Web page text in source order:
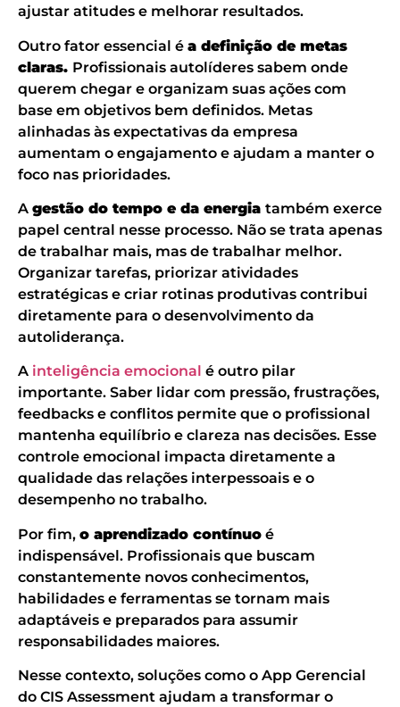
ajustar atitudes e melhorar resultados.
Outro fator essencial é a definição de metas
claras. Profissionais autolíderes sabem onde
querem chegar e organizam suas ações com
base em objetivos bem definidos. Metas
alinhadas às expectativas da empresa
aumentam o engajamento e ajudam a manter o
foco nas prioridades.
A gestão do tempo e da energia também exerce
papel central nesse processo. Não se trata apenas
de trabalhar mais, mas de trabalhar melhor.
Organizar tarefas, priorizar atividades
estratégicas e criar rotinas produtivas contribui
diretamente para o desenvolvimento da
autoliderança.
A inteligência emocional é outro pilar
importante. Saber lidar com pressão, frustrações,
feedbacks e conflitos permite que o profissional
mantenha equilíbrio e clareza nas decisões. Esse
controle emocional impacta diretamente a
qualidade das relações interpessoais e o
desempenho no trabalho.
Por fim, o aprendizado contínuo é
indispensável. Profissionais que buscam
constantemente novos conhecimentos,
habilidades e ferramentas se tornam mais
adaptáveis e preparados para assumir
responsabilidades maiores.
Nesse contexto, soluções como o App Gerencial
do CIS Assessment ajudam a transformar o